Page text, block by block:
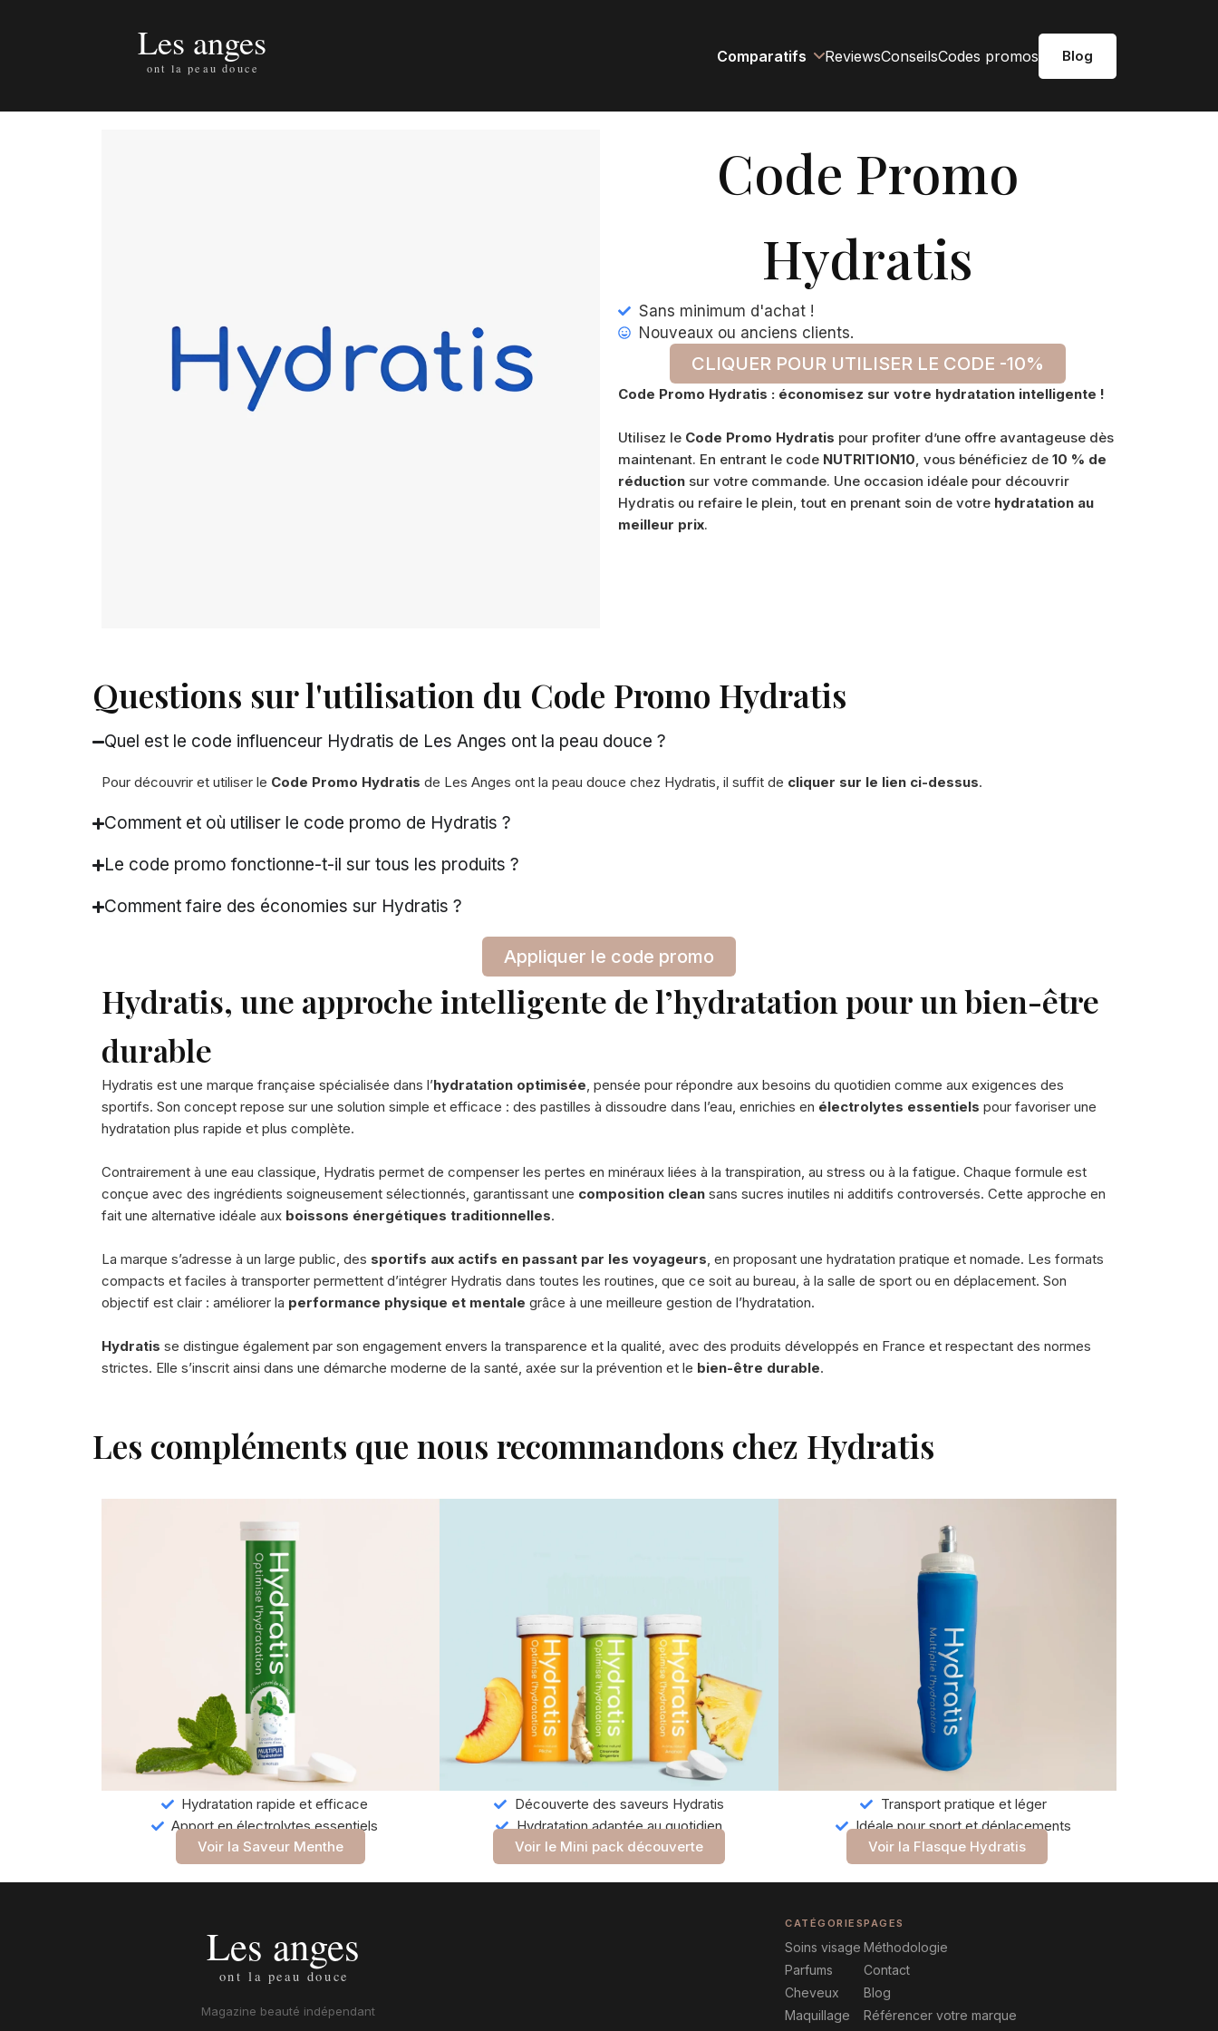
Comparatifs ReviewsConseilsCodes promos Blog
Code Promo
Hydratis
Sans minimum d'achat !
Nouveaux ou anciens clients.
CLIQUER POUR UTILISER LE CODE -10%
Code Promo Hydratis : économisez sur votre hydratation intelligente !
Utilisez le Code Promo Hydratis pour profiter d’une offre avantageuse dès
maintenant. En entrant le code NUTRITION10, vous bénéficiez de 10 % de
réduction sur votre commande. Une occasion idéale pour découvrir
Hydratis ou refaire le plein, tout en prenant soin de votre hydratation au
meilleur prix.
Questions sur l'utilisation du Code Promo Hydratis
Quel est le code influenceur Hydratis de Les Anges ont la peau douce ?
Pour découvrir et utiliser le Code Promo Hydratis de Les Anges ont la peau douce chez Hydratis, il suffit de cliquer sur le lien ci-dessus.
Comment et où utiliser le code promo de Hydratis ?
Le code promo fonctionne-t-il sur tous les produits ?
Comment faire des économies sur Hydratis ?
Appliquer le code promo
Hydratis, une approche intelligente de l’hydratation pour un bien-être
durable
Hydratis est une marque française spécialisée dans l’hydratation optimisée, pensée pour répondre aux besoins du quotidien comme aux exigences des
sportifs. Son concept repose sur une solution simple et efficace : des pastilles à dissoudre dans l’eau, enrichies en électrolytes essentiels pour favoriser une
hydratation plus rapide et plus complète.
Contrairement à une eau classique, Hydratis permet de compenser les pertes en minéraux liées à la transpiration, au stress ou à la fatigue. Chaque formule est
conçue avec des ingrédients soigneusement sélectionnés, garantissant une composition clean sans sucres inutiles ni additifs controversés. Cette approche en
fait une alternative idéale aux boissons énergétiques traditionnelles.
La marque s’adresse à un large public, des sportifs aux actifs en passant par les voyageurs, en proposant une hydratation pratique et nomade. Les formats
compacts et faciles à transporter permettent d’intégrer Hydratis dans toutes les routines, que ce soit au bureau, à la salle de sport ou en déplacement. Son
objectif est clair : améliorer la performance physique et mentale grâce à une meilleure gestion de l’hydratation.
Hydratis se distingue également par son engagement envers la transparence et la qualité, avec des produits développés en France et respectant des normes
strictes. Elle s’inscrit ainsi dans une démarche moderne de la santé, axée sur la prévention et le bien-être durable.
Les compléments que nous recommandons chez Hydratis
Hydratation rapide et efficace
Apport en électrolytes essentiels
Découverte des saveurs Hydratis
Hydratation adaptée au quotidien
Transport pratique et léger
Idéale pour sport et déplacements
Voir la Saveur Menthe
Voir le Mini pack découverte Voir la Flasque Hydratis
Magazine beauté indépendant
CATÉGORIES
Soins visage
Parfums
Cheveux
Maquillage
PAGES
Méthodologie
Contact
Blog
Référencer votre marque